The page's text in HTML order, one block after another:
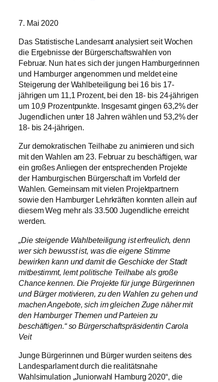
7. Mai 2020
Das Statistische Landesamt analysiert seit Wochen
die Ergebnisse der Bürgerschaftswahlen von
Februar. Nun hat es sich der jungen Hamburgerinnen
und Hamburger angenommen und meldet eine
Steigerung der Wahlbeteiligung bei 16 bis 17-
jährigen um 11,1 Prozent, bei den 18- bis 24-jährigen
um 10,9 Prozentpunkte. Insgesamt gingen 63,2% der
Jugendlichen unter 18 Jahren wählen und 53,2% der
18- bis 24-jährigen.
Zur demokratischen Teilhabe zu animieren und sich
mit den Wahlen am 23. Februar zu beschäftigen, war
ein großes Anliegen der entsprechenden Projekte
der Hamburgischen Bürgerschaft im Vorfeld der
Wahlen. Gemeinsam mit vielen Projektpartnern
sowie den Hamburger Lehrkräften konnten allein auf
diesem Weg mehr als 33.500 Jugendliche erreicht
werden.
„Die steigende Wahlbeteiligung ist erfreulich, denn
wer sich bewusst ist, was die eigene Stimme
bewirken kann und damit die Geschicke der Stadt
mitbestimmt, lernt politische Teilhabe als große
Chance kennen. Die Projekte für junge Bürgerinnen
und Bürger motivieren, zu den Wahlen zu gehen und
machen Angebote, sich im gleichen Zuge näher mit
den Hamburger Themen und Parteien zu
beschäftigen.“ so Bürgerschaftspräsidentin Carola
Veit
Junge Bürgerinnen und Bürger wurden seitens des
Landesparlament durch die realitätsnahe
Wahlsimulation „Juniorwahl Hamburg 2020“, die